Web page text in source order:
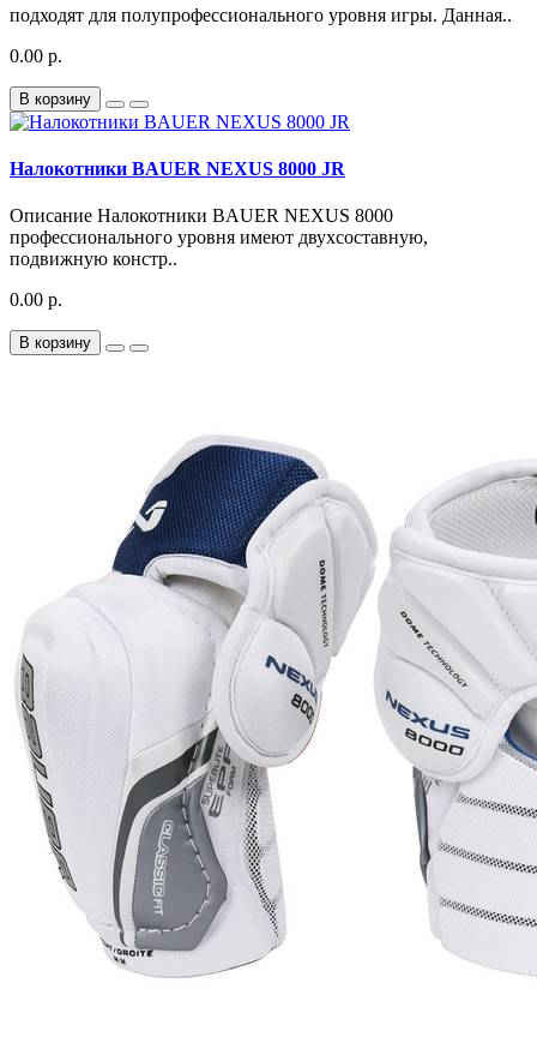
подходят для полупрофессионального уровня игры. Данная..
0.00 р.
В корзину
Налокотники BAUER NEXUS 8000 JR
Описание Налокотники BAUER NEXUS 8000
профессионального уровня имеют двухсоставную,
подвижную констр..
0.00 р.
В корзину